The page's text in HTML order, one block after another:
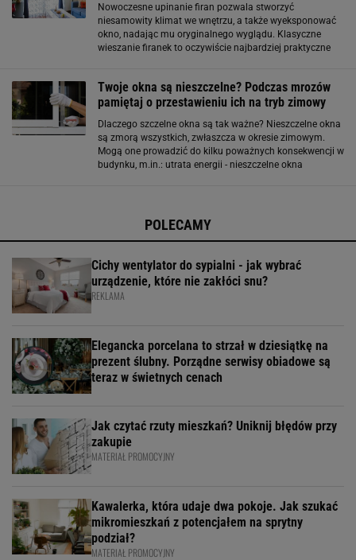
Nowoczesne upinanie firan pozwala stworzyć
niesamowity klimat we wnętrzu, a także wyeksponować
okno, nadając mu oryginalnego wyglądu. Klasyczne
wieszanie firanek to oczywiście najbardziej praktyczne
Twoje okna są nieszczelne? Podczas mrozów
pamiętaj o przestawieniu ich na tryb zimowy
Dlaczego szczelne okna są tak ważne? Nieszczelne okna
są zmorą wszystkich, zwłaszcza w okresie zimowym.
Mogą one prowadzić do kilku poważnych konsekwencji w
budynku, m.in.: utrata energii - nieszczelne okna
POLECAMY
Cichy wentylator do sypialni - jak wybrać
urządzenie, które nie zakłóci snu?
REKLAMA
Elegancka porcelana to strzał w dziesiątkę na
prezent ślubny. Porządne serwisy obiadowe są
teraz w świetnych cenach
Jak czytać rzuty mieszkań? Uniknij błędów przy
zakupie
MATERIAŁ PROMOCYJNY
Kawalerka, która udaje dwa pokoje. Jak szukać
mikromieszkań z potencjałem na sprytny
podział?
MATERIAŁ PROMOCYJNY